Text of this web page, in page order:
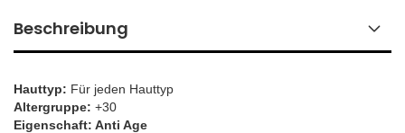
Beschreibung
Hauttyp: Für jeden Hauttyp
Altergruppe: +30
Eigenschaft: Anti Age